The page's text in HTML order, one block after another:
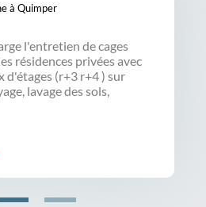
à Quimper
l'entretien de cages
résidences privées avec
d'étages (r+3 r+4 ) sur
lavage des sols,